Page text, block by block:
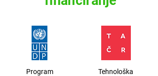
Program
Tehnološka